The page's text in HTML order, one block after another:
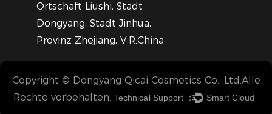
Ortschaft Liushi, Stadt
Dongyang, Stadt Jinhua,
Provinz Zhejiang, V.R.China
Copyright © Dongyang Qicai Cosmetics Co., Ltd.Alle
Rechte vorbehalten. Technical Support ： Smart Cloud